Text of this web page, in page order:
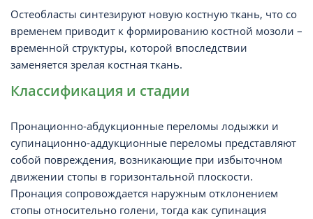
Остеобласты синтезируют новую костную ткань, что со
временем приводит к формированию костной мозоли –
временной структуры, которой впоследствии
заменяется зрелая костная ткань.
Классификация и стадии
Пронационно-абдукционные переломы лодыжки и
супинационно-аддукционные переломы представляют
собой повреждения, возникающие при избыточном
движении стопы в горизонтальной плоскости.
Пронация сопровождается наружным отклонением
стопы относительно голени, тогда как супинация